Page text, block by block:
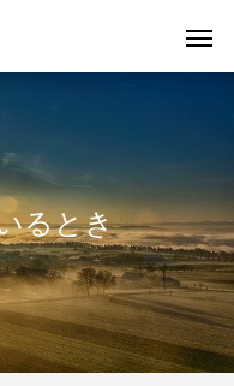
るとき